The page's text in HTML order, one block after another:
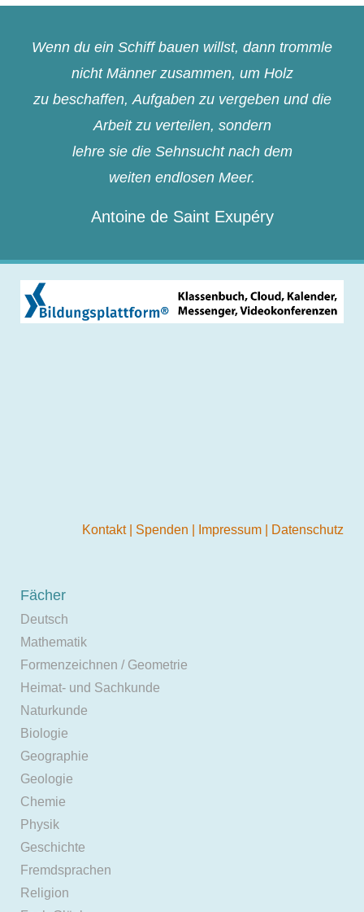
Wenn du ein Schiff bauen willst, dann trommle
nicht Männer zusammen, um Holz
zu beschaffen, Aufgaben zu vergeben und die
Arbeit zu verteilen, sondern
lehre sie die Sehnsucht nach dem
weiten endlosen Meer.
Antoine de Saint Exupéry
Kontakt Spenden Impressum Datenschutz
Fächer
Deutsch
Mathematik
Formenzeichnen / Geometrie
Heimat- und Sachkunde
Naturkunde
Biologie
Geographie
Geologie
Chemie
Physik
Geschichte
Fremdsprachen
Religion